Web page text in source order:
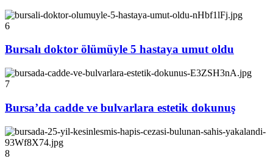
6
Bursalı doktor ölümüyle 5 hastaya umut oldu
7
Bursa’da cadde ve bulvarlara estetik dokunuş
8